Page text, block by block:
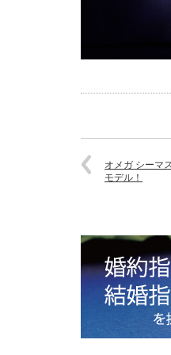
オメガ シーマ
モデル！